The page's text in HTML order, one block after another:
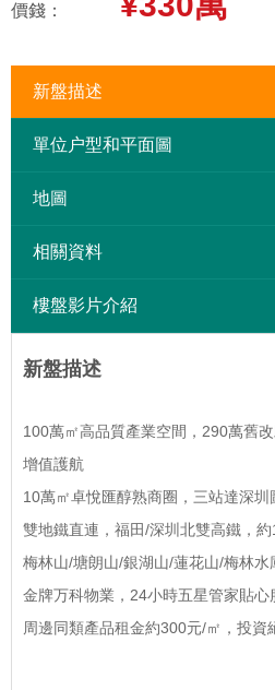
價錢：
新盤描述
單位户型和平面圖
地圖
相關資料
樓盤影片介紹
新盤描述
100萬㎡高品質產業空間，290萬舊
增值護航
10萬㎡卓悅匯醇熟商圈，三站達深圳
雙地鐵直連，福田/深圳北雙高鐵，
梅林山/塘朗山/銀湖山/蓮花山/梅林水
金牌万科物業，24小時五星管家貼心
周邊同類產品租金約300元/㎡，投資